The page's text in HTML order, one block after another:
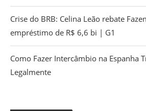
Crise do BRB: Celina Leão rebate
empréstimo de R$ 6,6 bi | G1
Como Fazer Intercâmbio na Espanha
Legalmente